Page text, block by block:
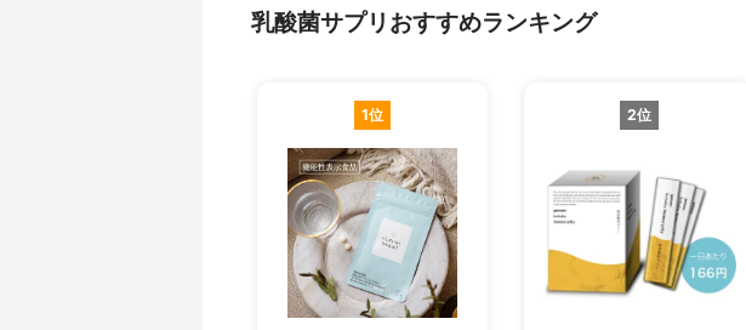
乳酸菌サプリおすすめランキング
1位 2位